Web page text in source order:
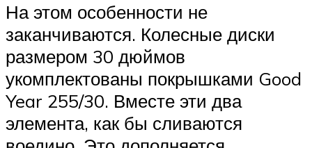
На этом особенности не
заканчиваются. Колесные диски
размером 30 дюймов
укомплектованы покрышками Good
Year 255/30. Вместе эти два
элемента, как бы сливаются